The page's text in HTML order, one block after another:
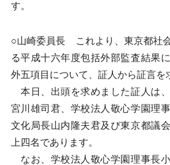
す。
○山崎委員長 これより、東京都社
る平成十六年度包括外部監査結果
外五項目について、証人から証言を
本日、出頭を求めました証人は
宮川雄司君、学校法人敬心学園理
文化局長山内隆夫君及び東京都議
上四名であります。
なお、学校法人敬心学園理事長